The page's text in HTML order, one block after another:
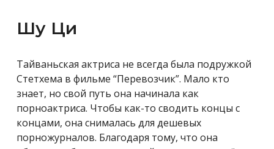
Шу Ци
Тайваньская актриса не всегда была подружкой
Стетхема в фильме “Перевозчик”. Мало кто
знает, но свой путь она начинала как
порноактриса. Чтобы как-то сводить концы с
концами, она снималась для дешевых
порножурналов. Благодаря тому, что она